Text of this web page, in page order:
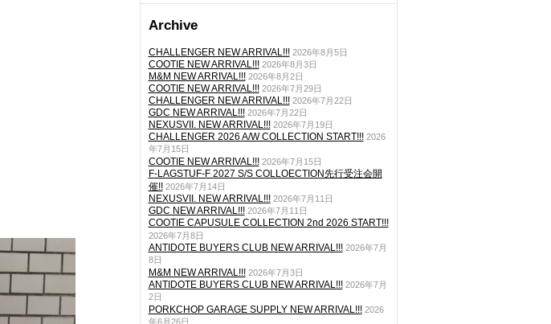
Archive
CHALLENGER NEW ARRIVAL!!! 2026年8月5日
COOTIE NEW ARRIVAL!!! 2026年8月3日
M&M NEW ARRIVAL!!! 2026年8月2日
COOTIE NEW ARRIVAL!!! 2026年7月29日
CHALLENGER NEW ARRIVAL!!! 2026年7月22日
GDC NEW ARRIVAL!!! 2026年7月22日
NEXUSVII. NEW ARRIVAL!!! 2026年7月19日
CHALLENGER 2026 A/W COLLECTION START!!! 2026
年7月15日
COOTIE NEW ARRIVAL!!! 2026年7月15日
F-LAGSTUF-F 2027 S/S COLLOECTION先行受注会開
催!! 2026年7月14日
NEXUSVII. NEW ARRIVAL!!! 2026年7月11日
GDC NEW ARRIVAL!!! 2026年7月11日
COOTIE CAPUSULE COLLECTION 2nd 2026 START!!!
2026年7月8日
ANTIDOTE BUYERS CLUB NEW ARRIVAL!!! 2026年7月
8日
M&M NEW ARRIVAL!!! 2026年7月3日
ANTIDOTE BUYERS CLUB NEW ARRIVAL!!! 2026年7月
2日
PORKCHOP GARAGE SUPPLY NEW ARRIVAL!!! 2026